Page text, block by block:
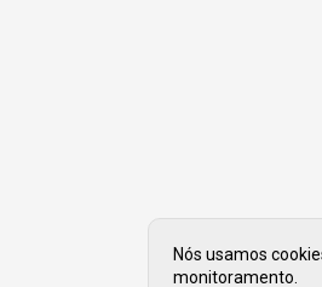
Nós usamos
monitoramento.